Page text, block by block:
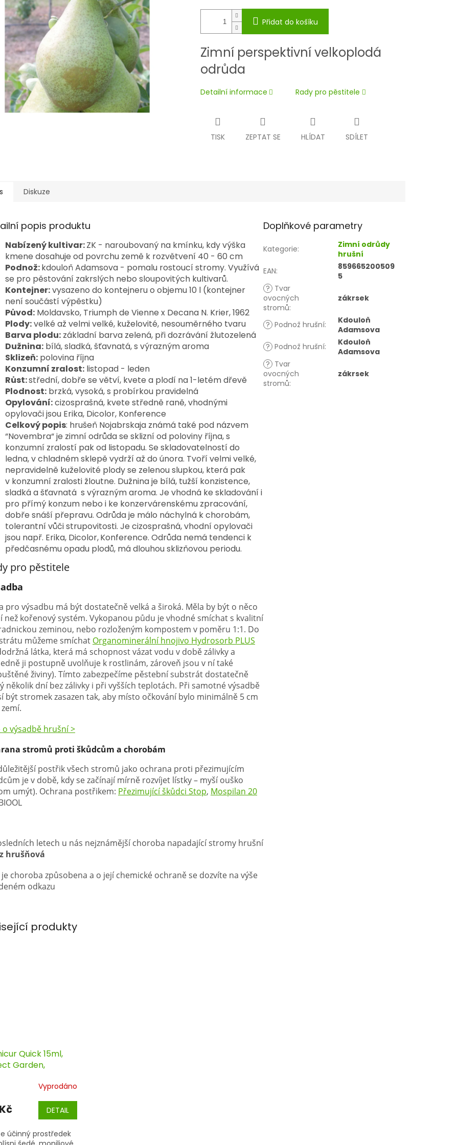
Přidat do košíku
Zimní perspektivní velkoplodá
odrůda
Detailní informace Rady pro pěstitele
TISK ZEPTAT SE HLÍDAT SDÍLET
Diskuze
popis produktu
Nabízený kultivar:ZK - naroubovaný na kmínku, kdy výška
kmene dosahuje od povrchu země k rozvětvení 40 - 60 cm
Podnož:kdouloň Adamsova - pomalu rostoucí stromy. Využívá
se pro pěstování zakrslých nebo sloupovitých kultivarů.
Kontejner:vysazeno do kontejneru o objemu 10 l (kontejner
není součástí výpěstku)
Původ: Moldavsko, Triumph de Vienne x Decana N. Krier, 1962
Plody:velké až velmi velké, kuželovité, nesouměrného tvaru
Barva plodu: základní barva zelená, při dozrávání žlutozelená
Dužnina: bílá, sladká, šťavnatá, s výrazným aroma
Sklizeň: polovina října
Konzumní zralost: listopad - leden
Růst:střední, dobře se větví, kvete a plodí na 1-letém dřevě
Plodnost: brzká, vysoká, s probírkou pravidelná
Opylování:cizosprašná, kvete středně raně, vhodnými
opylovači jsou Erika, Dicolor, Konference
Celkový popis: hrušeň Nojabrskaja známá také pod názvem
“Novembra“ je zimní odrůda se sklizní od poloviny října, s
konzumní zralostí pak od listopadu. Se skladovatelností do
ledna, v chladném sklepě vydrží až do února. Tvoří velmi velké,
nepravidelně kuželovité plody se zelenou slupkou, která pak
v konzumní zralosti žloutne. Dužnina je bílá, tužší konzistence,
sladká a šťavnatá s výrazným aroma. Je vhodná ke skladování i
pro přímý konzum nebo i ke konzervárenskému zpracování,
dobře snáší přepravu. Odrůda je málo náchylná k chorobám,
tolerantní vůči strupovitosti. Je cizosprašná, vhodní opylovači
jsou např. Erika, Dicolor,Konference. Odrůda nemá tendenci k
předčasnému opadu plodů, má dlouhou sklizňovou periodu.
pro pěstitele
pro výsadbu má být dostatečně velká a široká. Měla by být o něco
než kořenový systém. Vykopanou půdu je vhodné smíchat s kvalitní
zeminou, nebo rozloženým kompostem v poměru 1:1. Do
můžeme smíchat Organominerální hnojivo Hydrosorb PLUS
látka, která má schopnost vázat vodu v době zálivky a
ji postupně uvolňuje k rostlinám, zároveň jsou v ní také
živiny). Tímto zabezpečíme pěstební substrát dostatečně
několik dní bez zálivky i při vyšších teplotách. Při samotné výsadbě
být stromek zasazen tak, aby místo očkování bylo minimálně 5 cm
o výsadbě hrušní >
stromů proti škůdcům a chorobám
postřik všech stromů jako ochrana proti přezimujícím
je v době, kdy se začínají mírně rozvíjet lístky – myší ouško
umýt). Ochrana postřikem: Přezimující škůdci Stop, Mospilan 20
letech u nás nejznámější choroba napadající stromy hrušní
hrušňová
je choroba způsobena a o její chemické ochraně se dozvíte na výše
odkazu
Doplňkové parametry
Kategorie:
Zimní odrůdy
hrušní
EAN:
859665200509
5
? Tvar
ovocných
stromů:
zákrsek
? Podnož hrušní:
Kdouloň
Adamsova
? Podnož hrušní:
Kdouloň
Adamsova
? Tvar
ovocných
stromů:
zákrsek
produkty
Quick 15ml,
Garden,
Vyprodáno
DETAIL
účinný prostředek